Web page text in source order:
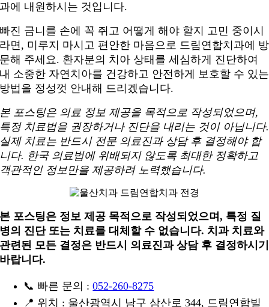
과에 내원하시는 것입니다.
빠진 금니를 손에 꼭 쥐고 어떻게 해야 할지 고민 중이시
라면, 미루지 마시고 편안한 마음으로 드림연합치과에 방
문해 주세요. 환자분의 치아 상태를 세심하게 진단하여
내 소중한 자연치아를 건강하고 안전하게 보호할 수 있는
방법을 정성껏 안내해 드리겠습니다.
본 포스팅은 의료 정보 제공을 목적으로 작성되었으며,
특정 치료법을 권장하거나 진단을 내리는 것이 아닙니다.
실제 치료는 반드시 전문 의료진과 상담 후 결정해야 합
니다. 한국 의료법에 위배되지 않도록 최대한 정확하고
객관적인 정보만을 제공하려 노력했습니다.
본 포스팅은 정보 제공 목적으로 작성되었으며, 특정 질
병의 진단 또는 치료를 대체할 수 없습니다. 치과 치료와
관련된 모든 결정은 반드시 의료진과 상담 후 결정하시기
바랍니다.
📞 빠른 문의 :052-260-8275
📍 위치 : 울산광역시 남구 삼산로 344, 드림연합빌